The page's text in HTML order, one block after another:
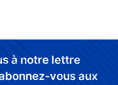
à notre lettre
vous aux